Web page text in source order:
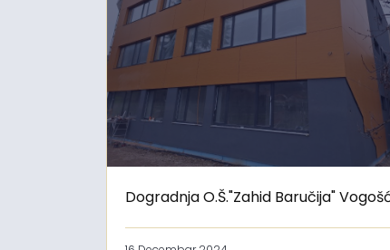
Dogradnja O.Š."Zahid Baručija"